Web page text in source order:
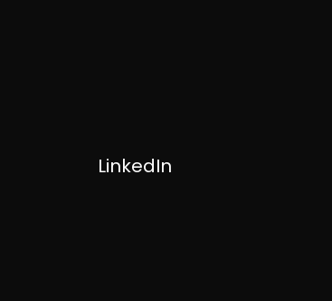
LinkedIn